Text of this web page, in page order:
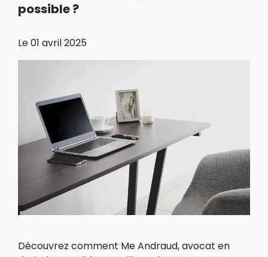
possible ?
Le01 avril 2025
Découvrez comment Me Andraud, avocat en